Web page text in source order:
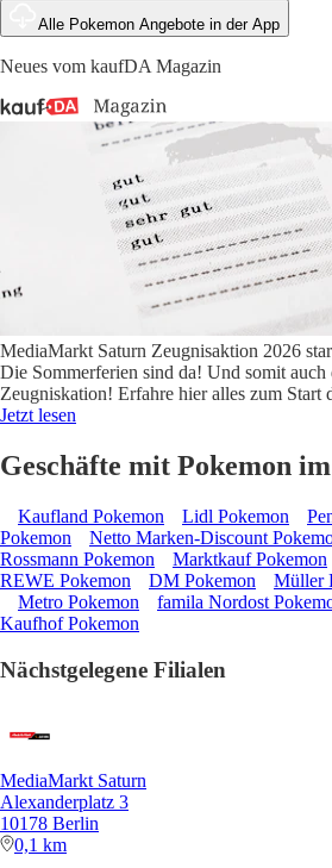
Alle Pokemon Angebote in der App
Neues vom kaufDA Magazin
MediaMarkt Saturn Zeugnisaktion 2026
Die Sommerferien sind da! Und somit
Zeugniskation! Erfahre hier alles zum Start
Jetzt lesen
Geschäfte mit Pokemon
Kaufland Pokemon Lidl Pokemon
Pokemon
Netto Marken-Discount
Rossmann Pokemon
Marktkauf Pokemon
REWE Pokemon
DM Pokemon Müller
Metro Pokemon
famila Nordost
Kaufhof Pokemon
Nächstgelegene Filialen
MediaMarkt Saturn
Alexanderplatz 3
10178 Berlin
0,1 km